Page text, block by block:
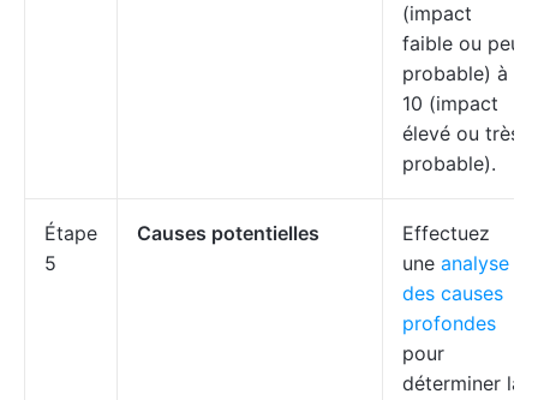
(impact
faible ou peu
probable) à
10 (impact
élevé ou très
probable).
Étape
5
Causes potentielles
Effectuez
une analyse
des causes
profondes
pour
déterminer la